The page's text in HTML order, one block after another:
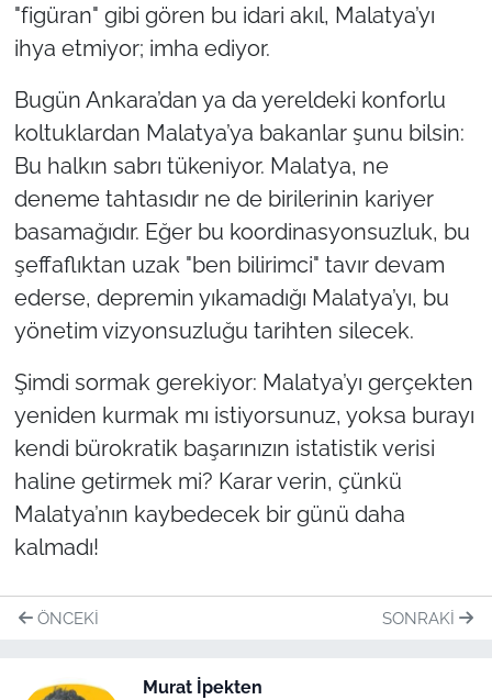
"figüran" gibi gören bu idari akıl, Malatya’yı
ihya etmiyor; imha ediyor.
Bugün Ankara’dan ya da yereldeki konforlu
koltuklardan Malatya’ya bakanlar şunu bilsin:
Bu halkın sabrı tükeniyor. Malatya, ne
deneme tahtasıdır ne de birilerinin kariyer
basamağıdır. Eğer bu koordinasyonsuzluk, bu
şeffaflıktan uzak "ben bilirimci" tavır devam
ederse, depremin yıkamadığı Malatya’yı, bu
yönetim vizyonsuzluğu tarihten silecek.
Şimdi sormak gerekiyor: Malatya’yı gerçekten
yeniden kurmak mı istiyorsunuz, yoksa burayı
kendi bürokratik başarınızın istatistik verisi
haline getirmek mi? Karar verin, çünkü
Malatya’nın kaybedecek bir günü daha
kalmadı!
ÖNCEKI SONRAKI
Murat İpekten